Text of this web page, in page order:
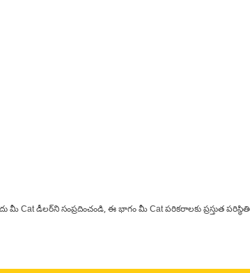
డీలర్‌ని సంప్రదించండి, ఈ భాగం మీ Cat పరికరాలకు ప్రస్తుత